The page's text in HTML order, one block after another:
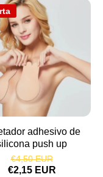
adhesivo de
push up
€4,50 EUR
€2,15 EUR